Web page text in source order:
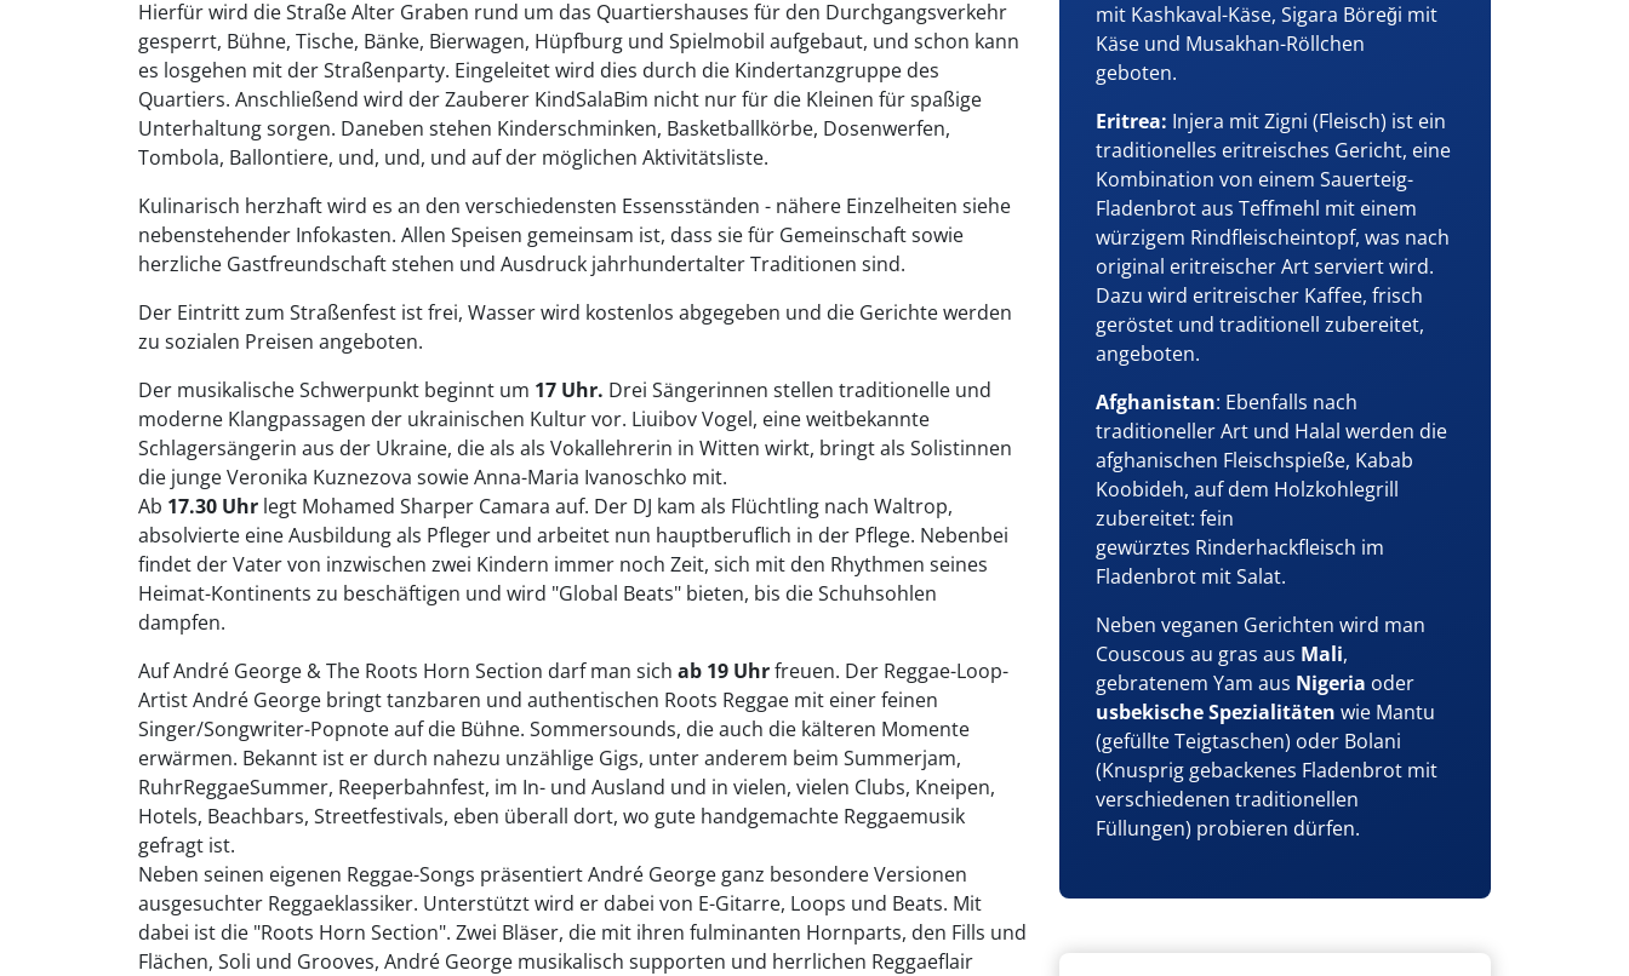
Hierfür wird die Straße Alter Graben rund um das Quartiershauses für den Durchgangsverkehr
gesperrt, Bühne, Tische, Bänke, Bierwagen, Hüpfburg und Spielmobil aufgebaut, und schon kann
es losgehen mit der Straßenparty. Eingeleitet wird dies durch die Kindertanzgruppe des
Quartiers. Anschließend wird der Zauberer KindSalaBim nicht nur für die Kleinen für spaßige
Unterhaltung sorgen. Daneben stehen Kinderschminken, Basketballkörbe, Dosenwerfen,
Tombola, Ballontiere, und, und, und auf der möglichen Aktivitätsliste.
Kulinarisch herzhaft wird es an den verschiedensten Essensständen - nähere Einzelheiten siehe
nebenstehender Infokasten. Allen Speisen gemeinsam ist, dass sie für Gemeinschaft sowie
herzliche Gastfreundschaft stehen und Ausdruck jahrhundertalter Traditionen sind.
Der Eintritt zum Straßenfest ist frei, Wasser wird kostenlos abgegeben und die Gerichte werden
zu sozialen Preisen angeboten.
Der musikalische Schwerpunkt beginnt um 17 Uhr. Drei Sängerinnen stellen traditionelle und
moderne Klangpassagen der ukrainischen Kultur vor. Liuibov Vogel, eine weitbekannte
Schlagersängerin aus der Ukraine, die als als Vokallehrerin in Witten wirkt, bringt als Solistinnen
die junge Veronika Kuznezova sowie Anna-Maria Ivanoschko mit.
Ab 17.30 Uhr legt Mohamed Sharper Camara auf. Der DJ kam als Flüchtling nach Waltrop,
absolvierte eine Ausbildung als Pfleger und arbeitet nun hauptberuflich in der Pflege. Nebenbei
findet der Vater von inzwischen zwei Kindern immer noch Zeit, sich mit den Rhythmen seines
Heimat-Kontinents zu beschäftigen und wird "Global Beats" bieten, bis die Schuhsohlen
dampfen.
Auf André George & The Roots Horn Section darf man sich ab 19 Uhrfreuen. Der Reggae-Loop-
Artist André George bringt tanzbaren und authentischen Roots Reggae mit einer feinen
Singer/Songwriter-Popnote auf die Bühne. Sommersounds, die auch die kälteren Momente
erwärmen. Bekannt ist er durch nahezu unzählige Gigs, unter anderem beim Summerjam,
RuhrReggaeSummer, Reeperbahnfest, im In- und Ausland und in vielen, vielen Clubs, Kneipen,
Hotels, Beachbars, Streetfestivals, eben überall dort, wo gute handgemachte Reggaemusik
gefragt ist.
Neben seinen eigenen Reggae-Songs präsentiert André George ganz besondere Versionen
ausgesuchter Reggaeklassiker. Unterstützt wird er dabei von E-Gitarre, Loops und Beats. Mit
dabei ist die "Roots Horn Section". Zwei Bläser, die mit ihren fulminanten Hornparts, den Fills und
Flächen, Soli und Grooves, André George musikalisch supporten und herrlichen Reggaeflair
mit Kashkaval-Käse, Sigara Böreği mit
Käse und Musakhan-Röllchen
geboten.
Eritrea: Injera mit Zigni (Fleisch) ist ein
traditionelles eritreisches Gericht, eine
Kombination von einem Sauerteig-
Fladenbrot aus Teffmehl mit einem
würzigem Rindfleischeintopf, was nach
original eritreischer Art serviert wird.
Dazu wird eritreischer Kaffee, frisch
geröstet und traditionell zubereitet,
angeboten.
Afghanistan: Ebenfalls nach
traditioneller Art und Halal werden die
afghanischen Fleischspieße, Kabab
Koobideh, auf dem Holzkohlegrill
zubereitet: fein
gewürztes Rinderhackfleisch im
Fladenbrot mit Salat.
Neben veganen Gerichten wird man
Couscous au gras aus Mali,
gebratenem Yam aus Nigeria oder
usbekische Spezialitäten wie Mantu
(gefüllte Teigtaschen) oder Bolani
(Knusprig gebackenes Fladenbrot mit
verschiedenen traditionellen
Füllungen) probieren dürfen.